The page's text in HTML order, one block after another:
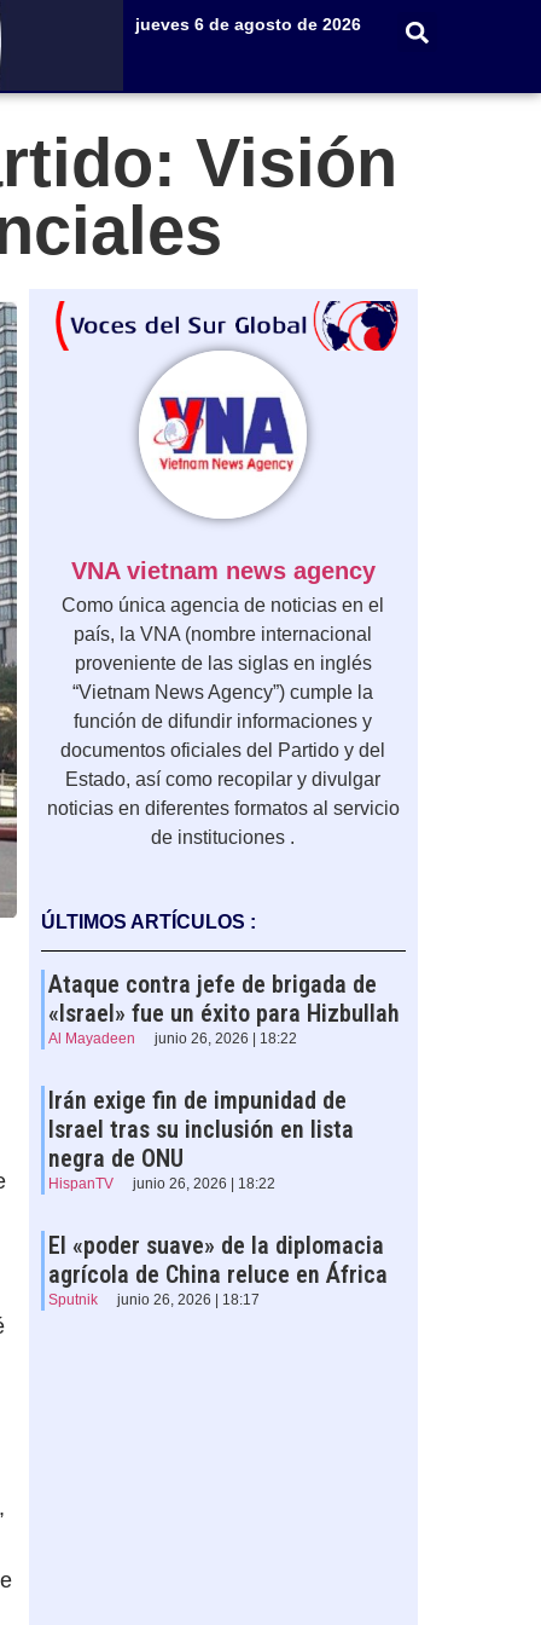
jueves 6 de agosto de 2026
Visión
VNA vietnam news agency
Como única agencia de noticias en el
país, la VNA (nombre internacional
proveniente de las siglas en inglés
“Vietnam News Agency”) cumple la
función de difundir informaciones y
documentos oficiales del Partido y del
Estado, así como recopilar y divulgar
noticias en diferentes formatos al servicio
de instituciones .
ÚLTIMOS ARTÍCULOS :
Ataque contra jefe de brigada de
«Israel» fue un éxito para Hizbullah
Al Mayadeen junio 26, 2026 | 18:22
Irán exige fin de impunidad de
Israel tras su inclusión en lista
negra de ONU
HispanTV junio 26, 2026 | 18:22
El «poder suave» de la diplomacia
agrícola de China reluce en África
Sputnik junio 26, 2026 | 18:17